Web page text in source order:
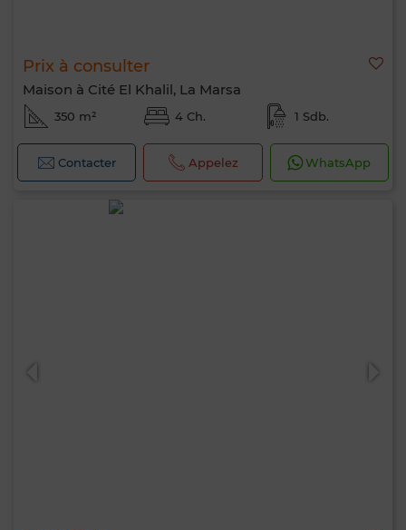
Prix à consulter
Maison à Cité El Khalil, La Marsa
350 m² 4 Ch. 1 Sdb.
Contacter Appelez WhatsApp